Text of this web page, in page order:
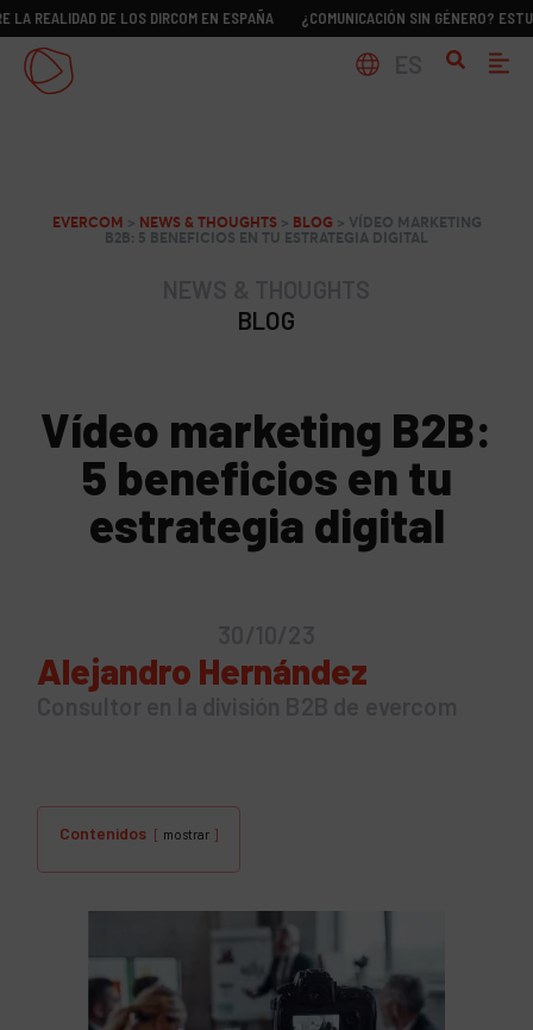
DE LOS DIRCOM EN ESPAÑA ¿COMUNICACIÓN SIN GÉNERO? ESTUDIO
EVERCOM > NEWS & THOUGHTS> BLOG > VÍDEO MARKETING
B2B: 5 BENEFICIOS EN TU ESTRATEGIA DIGITAL
BLOG
Vídeo marketing B2B:
5 beneficios en tu
estrategia digital
Alejandro Hernández
Contenidos mostrar